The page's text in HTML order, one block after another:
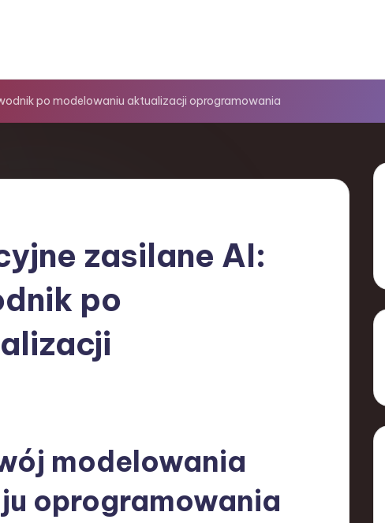
po modelowaniu aktualizacji oprogramowania
zasilane AI:
po
modelowania
oprogramowania